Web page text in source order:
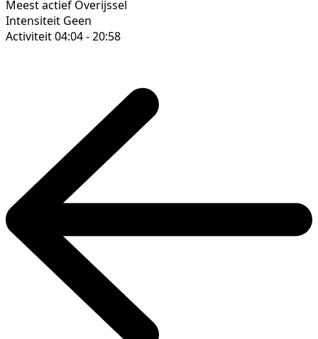
Meest actief Overijssel
Intensiteit Geen
Activiteit04:04 - 20:58